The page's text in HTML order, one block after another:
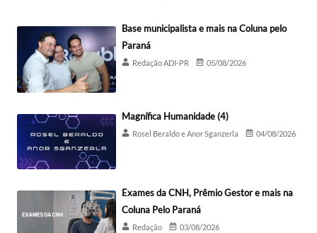
Base municipalista e mais na Coluna pelo
Paraná
Redação ADI-PR 05/08/2026
Magnífica Humanidade (4)
Rosel Beraldo e Anor Sganzerla 04/08/2026
Exames da CNH, Prêmio Gestor e mais na
Coluna Pelo Paraná
Redação 03/08/2026